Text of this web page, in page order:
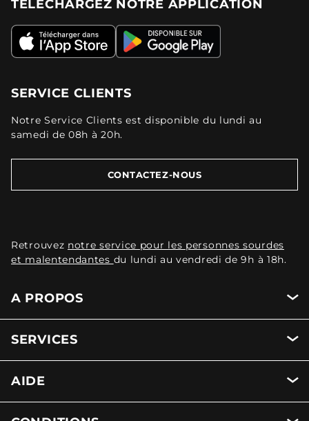
TÉLÉCHARGEZ NOTRE APPLICATION
SERVICE CLIENTS
Notre Service Clients est disponible du lundi au
samedi de 08h à 20h.
CONTACTEZ-NOUS
Retrouvez notre service pour les personnes sourdes
et malentendantes du lundi au vendredi de 9h à 18h.
A PROPOS
SERVICES
AIDE